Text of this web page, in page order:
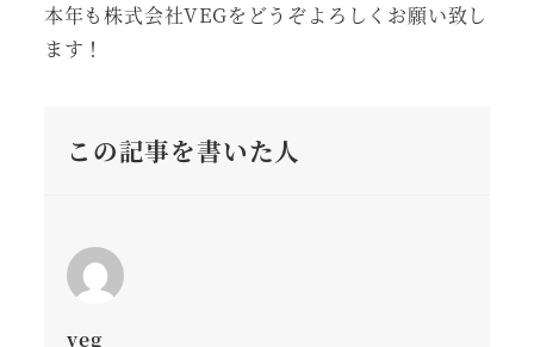
本年も株式会社VEGをどうぞよろしくお願い致し
ます！
この記事を書いた人
veg